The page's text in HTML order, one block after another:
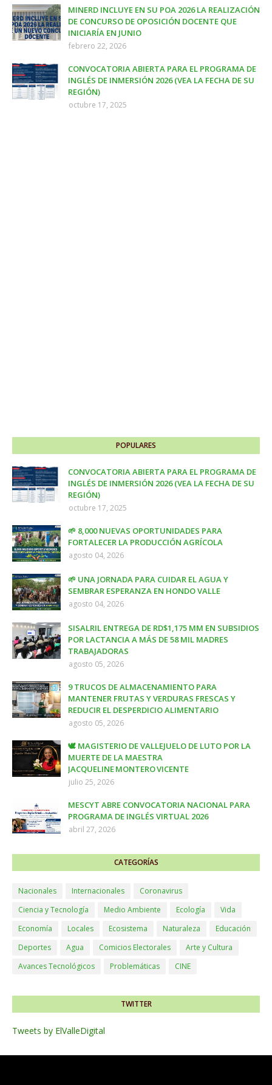
MINERD INCLUYE EN SU POA 2026 LA REALIZACIÓN
DE CONCURSO DE OPOSICIÓN DOCENTE QUE
INICIARÍA EN JUNIO
febrero 22, 2026
CONVOCATORIA ABIERTA PARA EL PROGRAMA DE
INGLÉS DE INMERSIÓN 2026 (VEA LA FECHA DE SU
REGIÓN)
octubre 17, 2025
POPULARES
CONVOCATORIA ABIERTA PARA EL PROGRAMA DE
INGLÉS DE INMERSIÓN 2026 (VEA LA FECHA DE SU
REGIÓN)
octubre 17, 2025
🌱 8,000 NUEVAS OPORTUNIDADES PARA
FORTALECER LA PRODUCCIÓN AGRÍCOLA
agosto 04, 2026
🌱 UNA JORNADA PARA CUIDAR EL AGUA Y
SEMBRAR ESPERANZA EN HONDO VALLE
agosto 04, 2026
SISALRIL ENTREGA DE RD$1,175 MM EN SUBSIDIOS
POR LACTANCIA A MÁS DE 58 MIL MADRES
TRABAJADORAS
agosto 05, 2026
9 TRUCOS DE ALMACENAMIENTO PARA
MANTENER FRUTAS Y VERDURAS FRESCAS Y
REDUCIR EL DESPERDICIO ALIMENTARIO
agosto 05, 2026
🕊️ MAGISTERIO DE VALLEJUELO DE LUTO POR LA
MUERTE DE LA MAESTRA
JACQUELINE MONTERO VICENTE
julio 25, 2026
MESCYT ABRE CONVOCATORIA NACIONAL PARA
PROGRAMA DE INGLÉS VIRTUAL 2026
abril 27, 2026
CATEGORÍAS
Nacionales Internacionales
Coronavirus
Ciencia y Tecnología
Medio Ambiente Ecología
Vida
Economía
Locales Ecosistema Naturaleza
Educación
Deportes
Agua Comicios Electorales
Arte y Cultura
Avances Tecnológicos
Problemáticas CINE
TWITTER
Tweets by ElValleDigital